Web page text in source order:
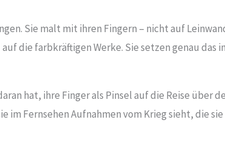
Sie malt mit ihren Fingern – nicht auf
die farbkräftigen Werke. Sie setzen genau das
hat, ihre Finger als Pinsel auf die Reise über
im Fernsehen Aufnahmen vom Krieg sieht, die